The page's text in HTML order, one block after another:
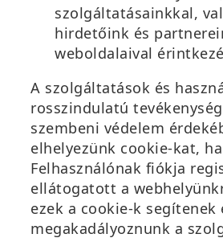
szolgáltatásainkkal,
hirdetőink és
weboldalaival
A szolgáltatások és
rosszindulatú
szembeni védelem
elhelyezünk cookie-kat,
Felhasználónak fiókja
ellátogatott a
ezek a cookie-k segítenek
megakadályoznunk a